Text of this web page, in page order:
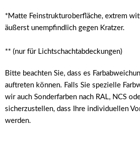
*Matte Feinstrukturoberfläche, extrem
äußerst unempfindlich gegen Kratzer.
** (nur für Lichtschachtabdeckungen)
Bitte beachten Sie, dass es
auftreten können. Falls Sie spezielle
wir auch Sonderfarben nach RAL, NCS
sicherzustellen, dass Ihre individuellen
werden.